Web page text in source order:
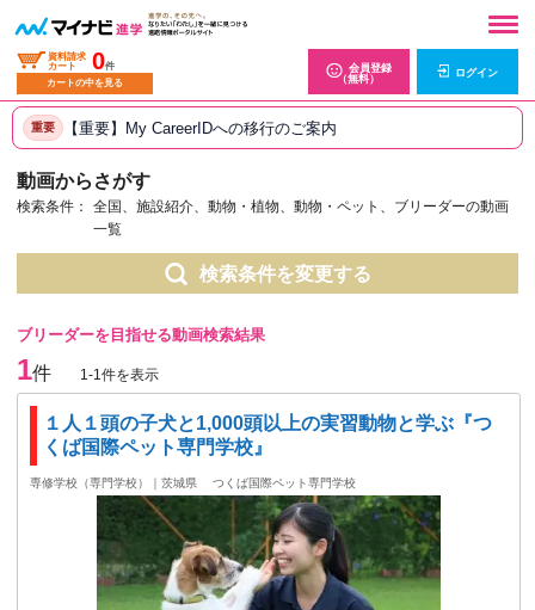
資料請求
カート
0件
カートの中を見る
会員登録
（無料）
ログイン
重要 【重要】My CareerIDへの移行のご案内
動画からさがす
検索条件：
全国、施設紹介、動物・植物、動物・ペット、ブリーダーの動画
一覧
検索条件を変更する
ブリーダーを目指せる動画検索結果
1件 1-1件を表示
１人１頭の子犬と1,000頭以上の実習動物と学ぶ『つ
くば国際ペット専門学校』
専修学校（専門学校）｜茨城県 つくば国際ペット専門学校